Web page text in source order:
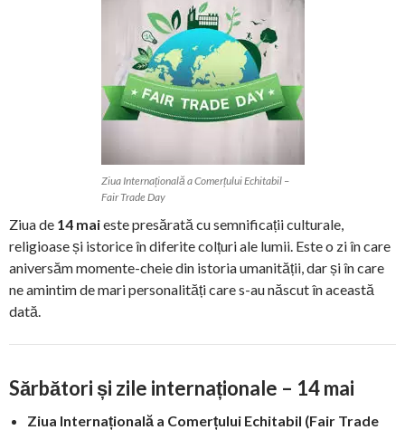
Ziua Internațională a Comerțului Echitabil –
Fair Trade Day
Ziua de 14 maieste presărată cu semnificații culturale,
religioase și istorice în diferite colțuri ale lumii. Este o zi în care
aniversăm momente-cheie din istoria umanității, dar și în care
ne amintim de mari personalități care s-au născut în această
dată.
Sărbători și zile internaționale – 14 mai
Ziua Internațională a Comerțului Echitabil (Fair Trade